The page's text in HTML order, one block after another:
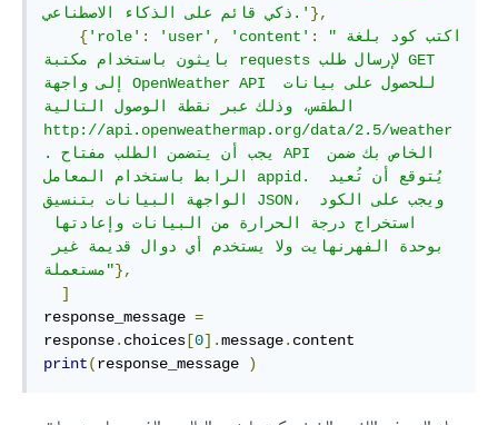
ذكي قائم على الذكاء الاصطناعي.' },
{'role' : 'user' , 'content' :
"اكتب كود بلغة
بايثون باستخدام مكتبة requests لإرسال طلب GET
إلى واجهة OpenWeather API للحصول على بيانات
الطقس، وذلك عبر نقطة الوصول التالية
http://api.openweathermap.org/data/2.5/weather
. يجب أن يتضمن الطلب مفتاح API الخاص بك ضمن
الرابط باستخدام المعامل appid. يُتوقع أن تُعيد
الواجهة البيانات بتنسيق JSON، ويجب على الكود
مستعملة"},
]
response_message =
response. choices[0].message.
print(response_message )